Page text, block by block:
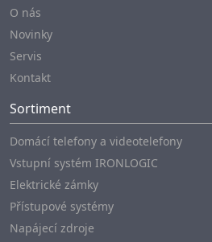
O nás
Novinky
Servis
Kontakt
Sortiment
Domácí telefony a videotelefony
Vstupní systém IRONLOGIC
Elektrické zámky
Přístupové systémy
Napájecí zdroje